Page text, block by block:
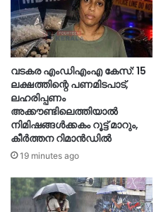
വടകര എംഡിഎംഎ കേസ്: 15
ലക്ഷത്തിന്റെ പണമിടപാട്,
ലഹരിപ്പണം
അക്കൗണ്ടിലെത്തിയാൽ
നിമിഷങ്ങൾക്കകം റൂട്ട് മാറും,
കീർത്തന റിമാൻഡിൽ
19 minutes ago